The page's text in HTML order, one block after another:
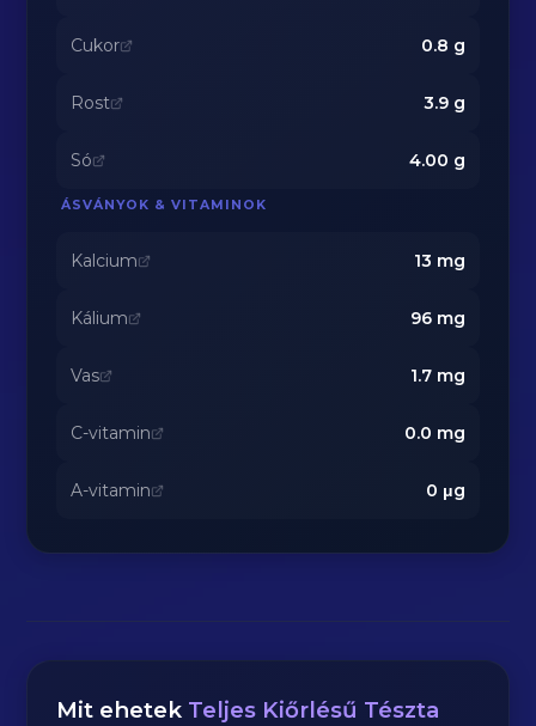
Cukor 0.8 g
Rost 3.9g
Só 4.00 g
ÁSVÁNYOK & VITAMINOK
Kalcium 13 mg
Kálium 96mg
Vas 1.7mg
C-vitamin 0.0 mg
A-vitamin 0 μg
Mit ehetek Teljes Kiőrlésű Tészta